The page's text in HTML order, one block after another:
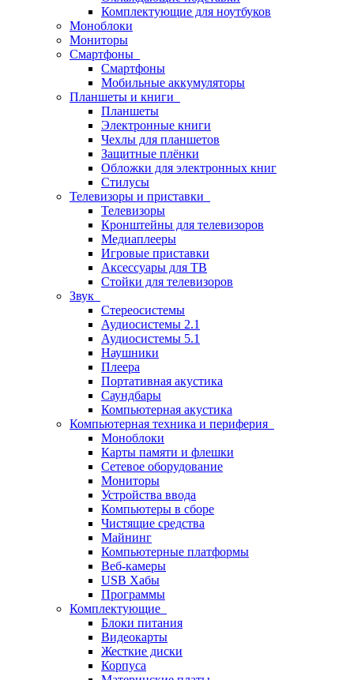
Комплектующие для ноутбуков
Моноблоки
Мониторы
Смартфоны
Смартфоны
Мобильные аккумуляторы
Планшеты и книги
Планшеты
Электронные книги
Чехлы для планшетов
Защитные плёнки
Обложки для электронных книг
Стилусы
Телевизоры и приставки
Телевизоры
Кронштейны для телевизоров
Медиаплееры
Игровые приставки
Аксессуары для ТВ
Стойки для телевизоров
Звук
Стереосистемы
Аудиосистемы 2.1
Аудиосистемы 5.1
Наушники
Плеера
Портативная акустика
Саундбары
Компьютерная акустика
Компьютерная техника и периферия
Моноблоки
Карты памяти и флешки
Сетевое оборудование
Мониторы
Устройства ввода
Компьютеры в сборе
Чистящие средства
Майнинг
Компьютерные платформы
Веб-камеры
USB Хабы
Программы
Комплектующие
Блоки питания
Видеокарты
Жесткие диски
Корпуса